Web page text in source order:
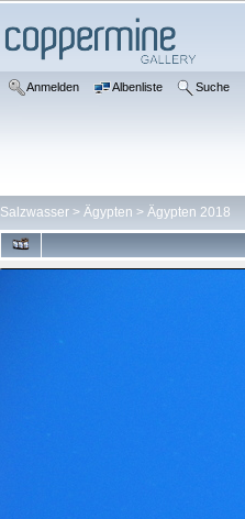
Anmelden Albenliste Suche
Salzwasser> Ägypten > Ägypten 2018